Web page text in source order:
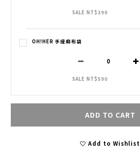
SALE NT$390
OH!HER 手提麻布袋
SALE NT$590
ADD TO CART
Add to Wishlist